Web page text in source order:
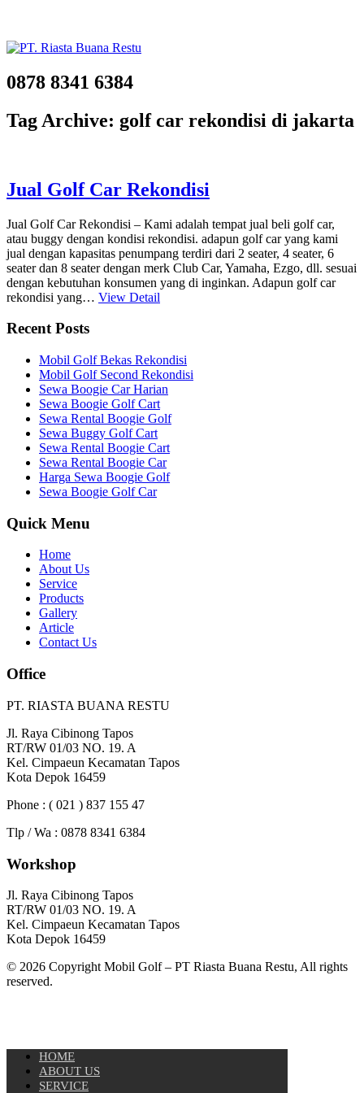
0878 8341 6384
Tag Archive: golf car rekondisi di jakarta
Jual Golf Car Rekondisi
Jual Golf Car Rekondisi – Kami adalah tempat jual beli golf car,
atau buggy dengan kondisi rekondisi. adapun golf car yang kami
jual dengan kapasitas penumpang terdiri dari 2 seater, 4 seater, 6
seater dan 8 seater dengan merk Club Car, Yamaha, Ezgo, dll. sesuai
dengan kebutuhan konsumen yang di inginkan. Adapun golf car
rekondisi yang… View Detail
Recent Posts
Mobil Golf Bekas Rekondisi
Mobil Golf Second Rekondisi
Sewa Boogie Car Harian
Sewa Boogie Golf Cart
Sewa Rental Boogie Golf
Sewa Buggy Golf Cart
Sewa Rental Boogie Cart
Sewa Rental Boogie Car
Harga Sewa Boogie Golf
Sewa Boogie Golf Car
Quick Menu
Home
About Us
Service
Products
Gallery
Article
Contact Us
Office
PT. RIASTA BUANA RESTU
Jl. Raya Cibinong Tapos
RT/RW 01/03 NO. 19. A
Kel. Cimpaeun Kecamatan Tapos
Kota Depok 16459
Phone : ( 021 ) 837 155 47
Tlp / Wa : 0878 8341 6384
Workshop
Jl. Raya Cibinong Tapos
RT/RW 01/03 NO. 19. A
Kel. Cimpaeun Kecamatan Tapos
Kota Depok 16459
© 2026 Copyright Mobil Golf – PT Riasta Buana Restu, All rights
reserved.
HOME
ABOUT US
SERVICE